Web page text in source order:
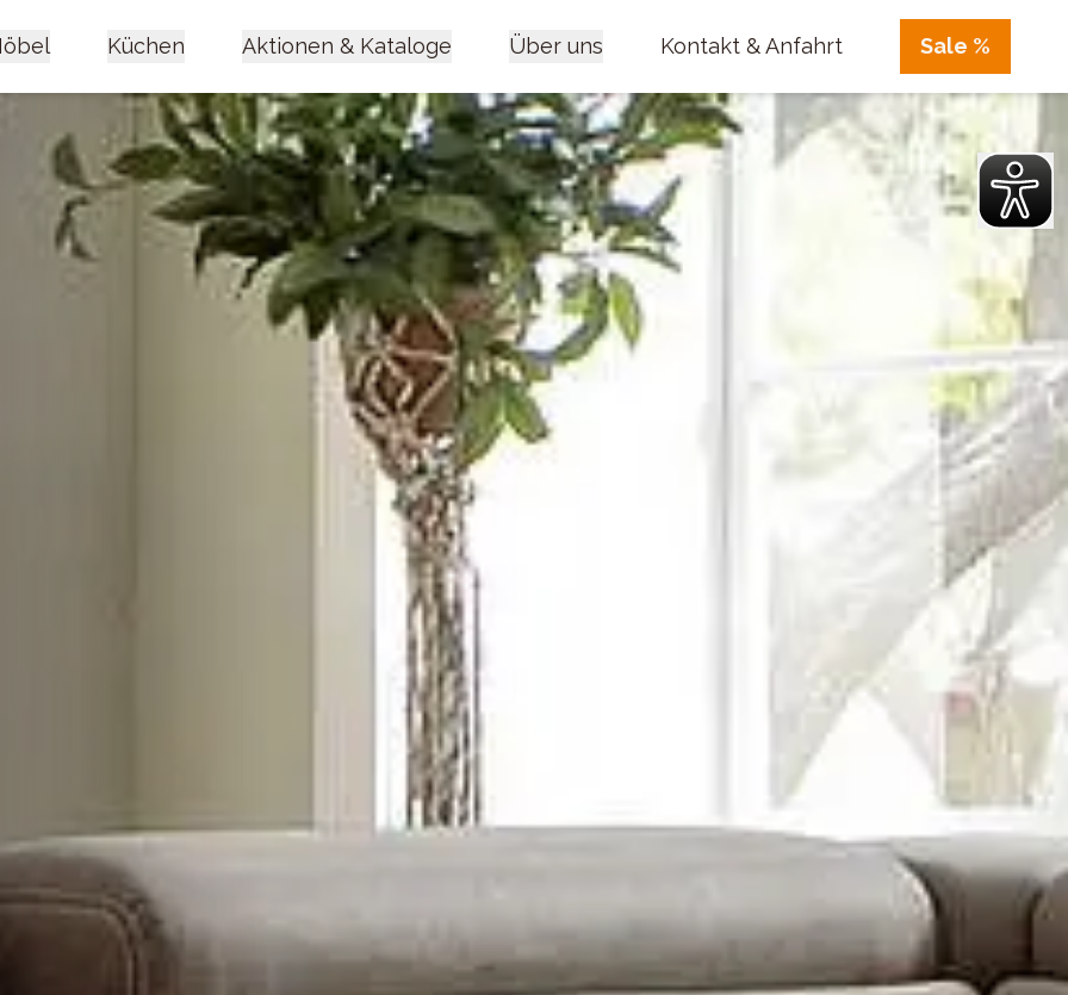
Küchen Aktionen & Kataloge Über uns Kontakt & Anfahrt Sale %